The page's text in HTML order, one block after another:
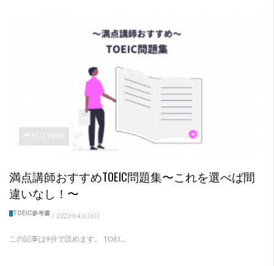
6513 VIEWS
満点講師おすすめTOEIC問題集〜これを選べば間
違いなし！〜
TOEIC参考書 / 2022年4月26日
この記事は9分で読めます。 TOEI...